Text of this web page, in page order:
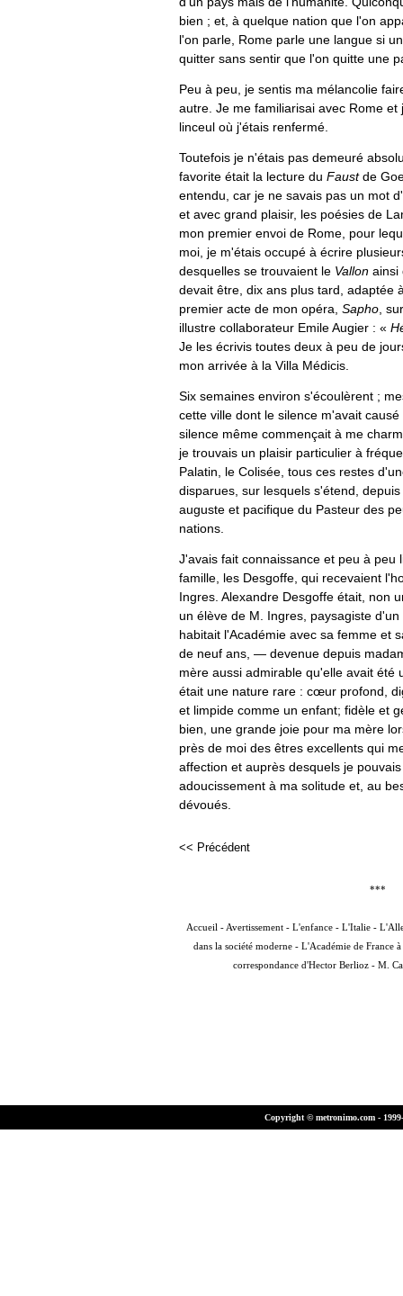
bien ; et, à quelque nation que l'on
l'on parle, Rome parle une langue si
quitter sans sentir que l'on quitte une
Peu à peu, je sentis ma mélancolie
autre. Je me familiarisai avec Rome
linceul où j'étais renfermé.
Toutefois je n'étais pas demeuré
favorite était la lecture du Faustde
entendu, car je ne savais pas un mot
et avec grand plaisir, les poésies de
mon premier envoi de Rome, pour
moi, je m'étais occupé à écrire
desquelles se trouvaient le Vallon ainsi
devait être, dix ans plus tard, adaptée
premier acte de mon opéra, Sapho ,
illustre collaborateur Emile Augier : «
Je les écrivis toutes deux à peu de
mon arrivée à la Villa Médicis.
Six semaines environ s'écoulèrent ;
cette ville dont le silence m'avait
silence même commençait à me
je trouvais un plaisir particulier à
Palatin, le Colisée, tous ces restes
disparues, sur lesquels s'étend,
auguste et pacifique du Pasteur des
nations.
J'avais fait connaissance et peu à peu
famille, les Desgoffe, qui recevaient
Ingres. Alexandre Desgoffe était, non
un élève de M. Ingres, paysagiste
habitait l'Académie avec sa femme et
de neuf ans, — devenue depuis
mère aussi admirable qu'elle avait
était une nature rare : cœur profond,
et limpide comme un enfant; fidèle et
bien, une grande joie pour ma mère
près de moi des êtres excellents qui
affection et auprès desquels je
adoucissement à ma solitude et, au
dévoués.
<< Précédent
***
Accueil - Avertissement- L'enfance- L'Italie-
dans la société moderne - L'Académie de France à
correspondance d'Hector Berlioz- M.
Copyright © metronimo.com -